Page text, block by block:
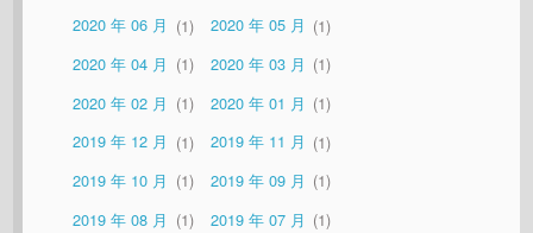
2020 年 06 月
1 2020 年 05 月
1
2020 年 04 月
1 2020 年 03 月
1
2020 年 02 月
1 2020 年 01 月
1
2019 年 12 月
1 2019 年 11 月
1
2019 年 10 月
1 2019 年 09 月
1
2019 年 08 月
1 2019 年 07 月
1